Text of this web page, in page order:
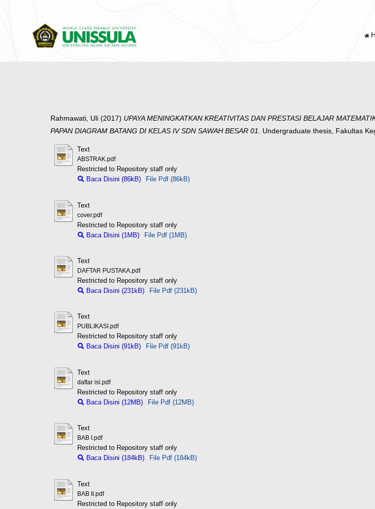
Rahmawati, Uli (2017) UPAYA MENINGKATKAN KREATIVITAS DAN PRESTASI BELAJAR
PAPAN DIAGRAM BATANG DI KELAS IV SDN SAWAH BESAR 01. Undergraduate thesis, Fakultas
Text
ABSTRAK.pdf
Restricted to Repository staff only
Baca Disini (86kB)
File Pdf (86kB)
Text
cover.pdf
Restricted to Repository staff only
Baca Disini (1MB)
File Pdf (1MB)
Text
DAFTAR PUSTAKA.pdf
Restricted to Repository staff only
Baca Disini (231kB)
File Pdf (231kB)
Text
PUBLIKASI.pdf
Restricted to Repository staff only
Baca Disini (91kB)
File Pdf (91kB)
Text
daftar isi.pdf
Restricted to Repository staff only
Baca Disini (12MB)
File Pdf (12MB)
Text
BAB I.pdf
Restricted to Repository staff only
Baca Disini (184kB)
File Pdf (184kB)
Text
BAB II.pdf
Restricted to Repository staff only